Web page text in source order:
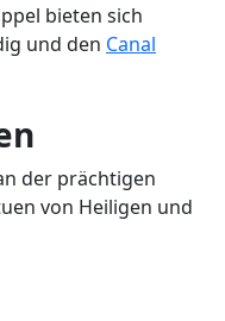
bieten sich
und den Canal
der prächtigen
von Heiligen und